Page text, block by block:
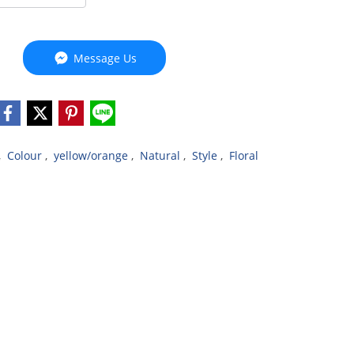
Message Us
, Colour , yellow/orange , Natural , Style , Floral